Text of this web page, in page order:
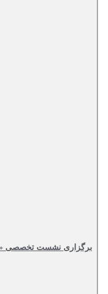
برگزاری نشست تخصصی